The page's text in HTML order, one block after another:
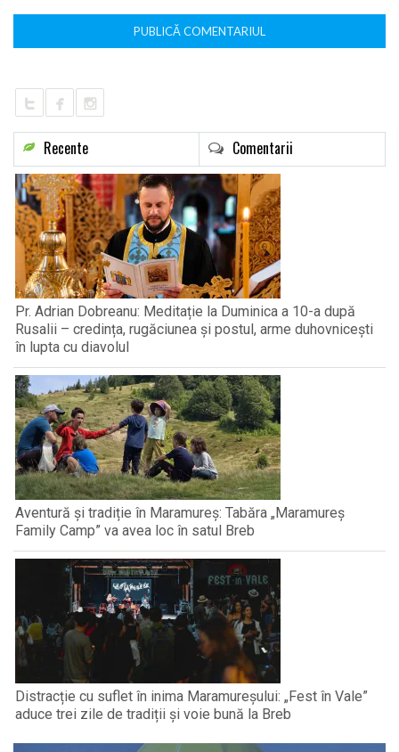
Recente Comentarii
Pr. Adrian Dobreanu: Meditație la Duminica a 10-a după
Rusalii – credința, rugăciunea și postul, arme duhovnicești
în lupta cu diavolul
Aventură și tradiție în Maramureș: Tabăra „Maramureș
Family Camp” va avea loc în satul Breb
Distracție cu suflet în inima Maramureșului: „Fest în Vale”
aduce trei zile de tradiții și voie bună la Breb